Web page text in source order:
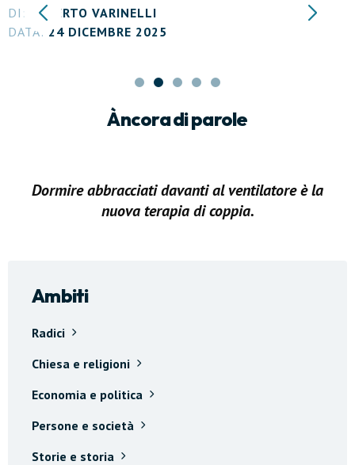
DI:
ALBERTO VARINELLI
DATA: 24 DICEMBRE 2025
Àncoradi parole
Dormire abbracciati davanti al ventilatore è la
nuova terapia di coppia.
Ambiti
Radici
Chiesa e religioni
Economia e politica
Persone e società
Storie e storia